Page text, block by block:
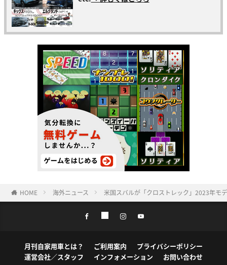
HOME 海外ニュース 米国スバルが「クロストレック」2023年モ
月刊自家用車とは？ ご利用案内
プライバシーポリシー
運営会社／スタッフ
インフォメーション お問い合わせ